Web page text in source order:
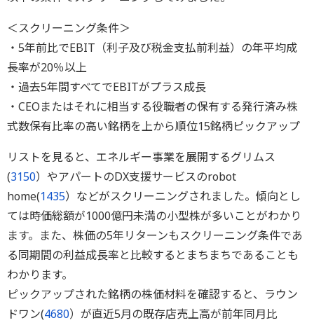
＜スクリーニング条件＞
・5年前比でEBIT（利子及び税金支払前利益）の年平均成
長率が20％以上
・過去5年間すべてでEBITがプラス成長
・CEOまたはそれに相当する役職者の保有する発行済み株
式数保有比率の高い銘柄を上から順位15銘柄ピックアップ
リストを見ると、エネルギー事業を展開するグリムス
(3150）やアパートのDX支援サービスのrobot
home(1435）などがスクリーニングされました。傾向とし
ては時価総額が1000億円未満の小型株が多いことがわかり
ます。また、株価の5年リターンもスクリーニング条件であ
る同期間の利益成長率と比較するとまちまちであることも
わかります。
ピックアップされた銘柄の株価材料を確認すると、ラウン
ドワン(4680）が直近5月の既存店売上高が前年同月比